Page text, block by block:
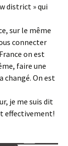
district » qui
sur le même
connecter
on est
faire une
On est
je me suis dit
effectivement!